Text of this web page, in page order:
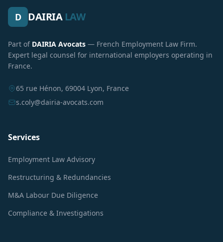
D DAIRIA LAW
Part of DAIRIA Avocats — French Employment Law Firm.
Expert legal counsel for international employers operating in
France.
65 rue Hénon, 69004 Lyon, France
s.coly@dairia-avocats.com
Services
Employment Law Advisory
Restructuring & Redundancies
M&A Labour Due Diligence
Compliance & Investigations